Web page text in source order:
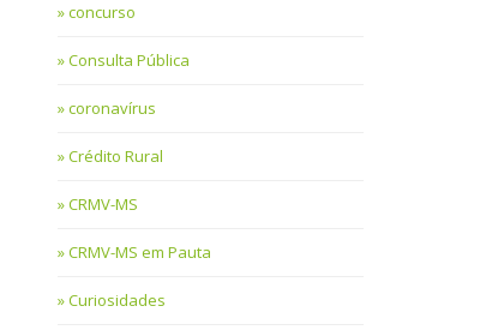
concurso
Consulta Pública
coronavírus
Crédito Rural
CRMV-MS
CRMV-MS em Pauta
Curiosidades